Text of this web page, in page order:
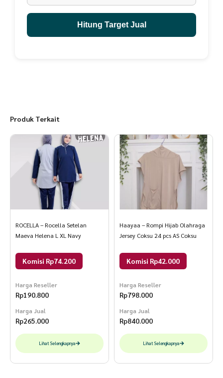
Hitung Target Jual
Produk Terkait
ROCELLA – Rocella Setelan
Maeva Helena L XL Navy
Komisi Rp74.200
Harga Reseller
Rp190.800
Harga Jual
Rp265.000
Lihat Selengkapnya
Haayaa – Rompi Hijab Olahraga
Jersey Coksu 24 pcs AS Coksu
Komisi Rp42.000
Harga Reseller
Rp798.000
Harga Jual
Rp840.000
Lihat Selengkapnya